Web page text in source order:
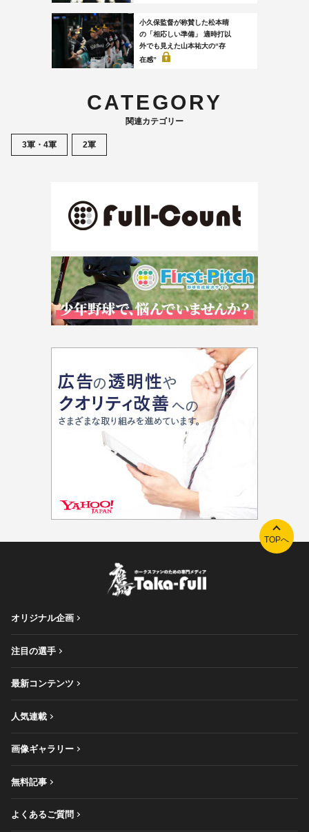
小久保監督が称賛した松本晴
の「相応しい準備」 適時打以
外でも見えた山本祐大の“存
在感”
CATEGORY
関連カテゴリー
3軍・4軍 2軍
TOPへ
オリジナル企画
注目の選手
最新コンテンツ
人気連載
画像ギャラリー
無料記事
よくあるご質問